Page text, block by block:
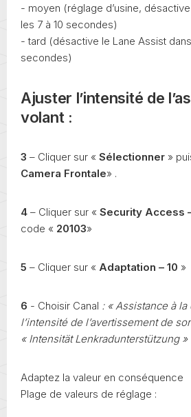
- moyen (réglage d’usine,
les 7 à 10 secondes)
- tard (désactive le Lane Assist dans
secondes)
Ajuster l’intensité de
volant :
3 – Cliquer sur « Sélectionner »
Camera Frontale» .
4 – Cliquer sur « Security Access
code « 20103»
5 – Cliquer sur « Adaptation – 10 »
6 - Choisir Canal : « Assistance à
l’intensité de l’avertissement de
« Intensität Lenkradunterstützung »
Adaptez la valeur en conséquence
Plage de valeurs de réglage :